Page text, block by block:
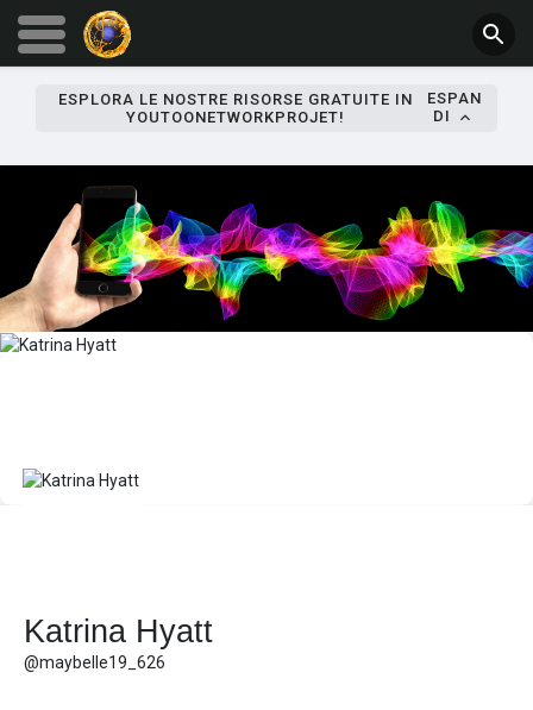
ESPLORA LE NOSTRE RISORSE GRATUITE IN
YOUTOONETWORKPROJET!
ESPAN
DI
Katrina Hyatt
@maybelle19_626